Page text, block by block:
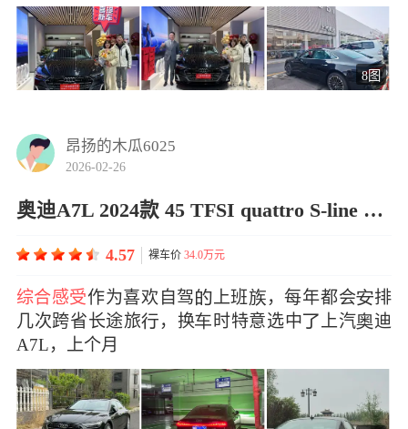
8图
昂扬的木瓜6025
2026-02-26
奥迪A7L 2024款 45 TFSI quattro S-line 见远型 流晶套装
4.57 裸车价34.0万元
综合感受作为喜欢自驾上班，每年都会排
几次跨省长途旅，换时特意选中上汽迪
A7L，上个月